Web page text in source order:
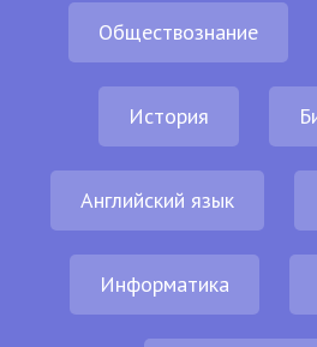
Обществознание
История
Английский язык
Информатика